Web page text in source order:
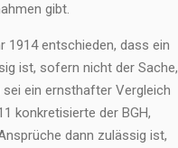
gibt.
1914 entschieden, dass ein
ist, sofern nicht der Sache,
ein ernsthafter Vergleich
konkretisierte der BGH,
dann zulässig ist,